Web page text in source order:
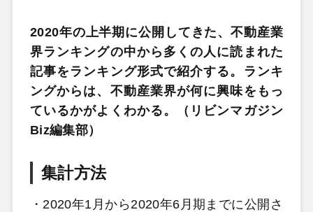
2020年の上半期に公開してきた、不動産業
界ランキングの中から多くの人に読まれた
記事をランキング形式で紹介する。ランキ
ングからは、不動産業界が何に興味をもっ
ているかがよくわかる。（リビンマガジン
Biz編集部）
集計方法
・ 2020年1 月から 2020年6 月期までに公開さ